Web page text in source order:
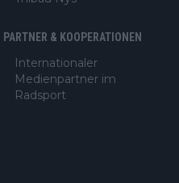
PARTNER & KOOPERATIONEN
Internationaler
Medienpartner im
Radsport